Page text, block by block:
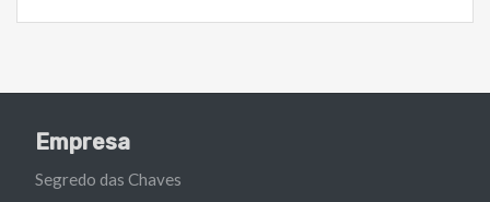
Empresa
Segredo das Chaves